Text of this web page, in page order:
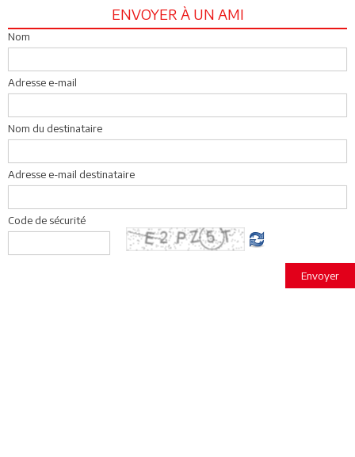
ENVOYER À UN AMI
Nom
Adresse e-mail
Nom du destinataire
Adresse e-mail destinataire
Code de sécurité
Envoyer